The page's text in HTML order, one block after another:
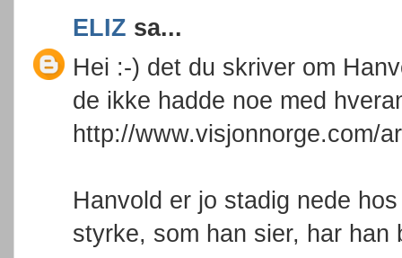
ELIZ sa...
Hei :-) det du skriver om
de ikke hadde noe med
http://www.visjonnorge.com/
Hanvold er jo stadig nede
styrke, som han sier, har han